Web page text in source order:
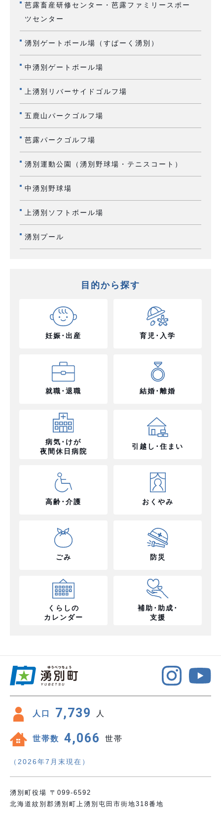
芭露畜産研修センター・芭露ファミリースポー
ツセンター
湧別ゲートボール場（すぱーく湧別）
中湧別ゲートボール場
上湧別リバーサイドゴルフ場
五鹿山パークゴルフ場
芭露パークゴルフ場
湧別運動公園（湧別野球場・テニスコート）
中湧別野球場
上湧別ソフトボール場
湧別プール
目的から探す
妊娠･出産 育児･入学
就職･退職 結婚･離婚
病気･けが
夜間休日病院
引越し･住まい
高齢･介護 おくやみ
ごみ 防災
くらしの
カレンダー
補助･助成･
支援
人口 7,739 人
世帯数 4,066 世帯
（2026年7月末現在）
湧別町役場 〒099-6592
北海道紋別郡湧別町上湧別屯田市街地318番地